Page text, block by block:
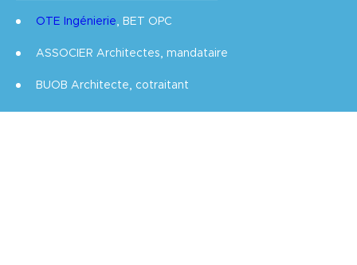
OTE Ingénierie , BET OPC
ASSOCIER Architectes, mandataire
BUOB Architecte, cotraitant